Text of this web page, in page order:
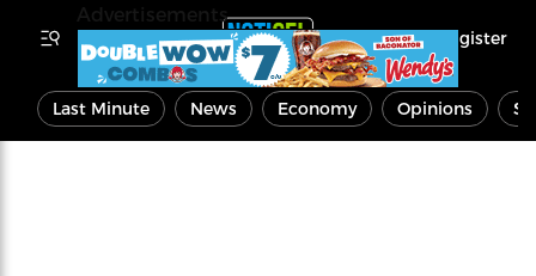
Register
Last Minute News Economy Opinions
Advertisements